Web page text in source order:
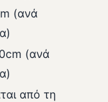
(ανά
(ανά
από τη